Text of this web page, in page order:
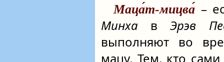
Маца́т-мицва́ –
Минха вЭрэв
выполняют во
мацу. Тем, кто